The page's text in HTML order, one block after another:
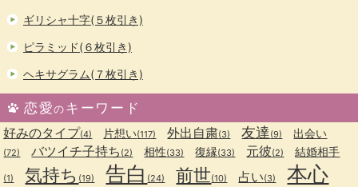
ギリシャ十字(５枚引き)
ピラミッド(６枚引き)
ヘキサグラム(７枚引き)
恋愛のキーワード
好みのタイプ(4) 片想い(117) 外出自粛(3) 友達 (9) 出会い
(72) バツイチ子持ち (2) 相性(33) 復縁(33) 元彼(2) 結婚相手
(1) 気持ち (19) 告白 (24) 前世(10) 占い(3) 本心